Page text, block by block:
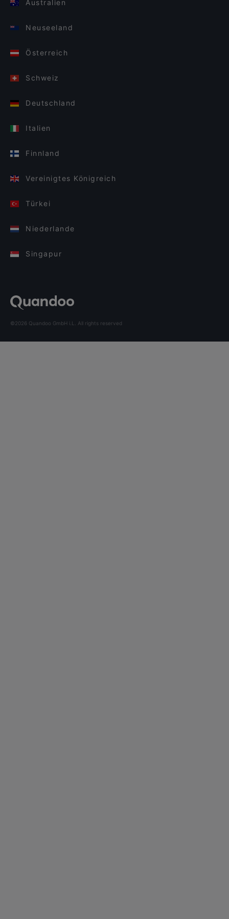
Australien
Neuseeland
Österreich
Schweiz
Deutschland
Italien
Finnland
Vereinigtes Königreich
Türkei
Niederlande
Singapur
©2026 Quandoo GmbH i.L. All rights reserved